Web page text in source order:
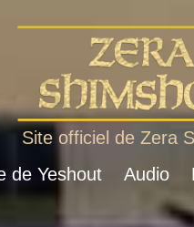
Site officiel de Zera
de Yeshout Audio